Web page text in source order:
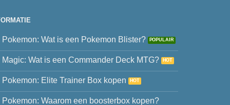
Pokemon: Wat is een Pokemon Blister?
Magic: Wat is een Commander Deck MTG?
Pokemon: Elite Trainer Box kopen
Pokemon: Waarom een boosterbox kopen?